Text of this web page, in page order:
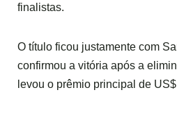
finalistas.
O título ficou justamente com
confirmou a vitória após a
levou o prêmio principal de